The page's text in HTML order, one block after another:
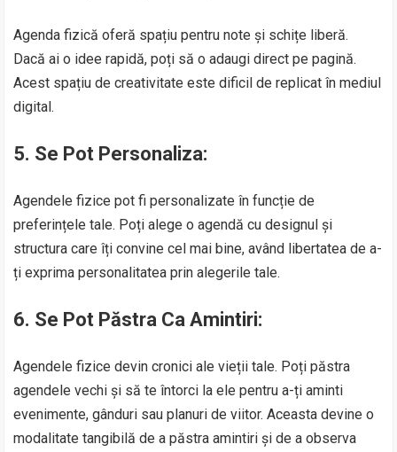
Agenda fizică oferă spațiu pentru note și schițe liberă.
Dacă ai o idee rapidă, poți să o adaugi direct pe pagină.
Acest spațiu de creativitate este dificil de replicat în mediul
digital.
5. Se Pot Personaliza:
Agendele fizice pot fi personalizate în funcție de
preferințele tale. Poți alege o agendă cu designul și
structura care îți convine cel mai bine, având libertatea de a-
ți exprima personalitatea prin alegerile tale.
6. Se Pot Păstra Ca Amintiri:
Agendele fizice devin cronici ale vieții tale. Poți păstra
agendele vechi și să te întorci la ele pentru a-ți aminti
evenimente, gânduri sau planuri de viitor. Aceasta devine o
modalitate tangibilă de a păstra amintiri și de a observa